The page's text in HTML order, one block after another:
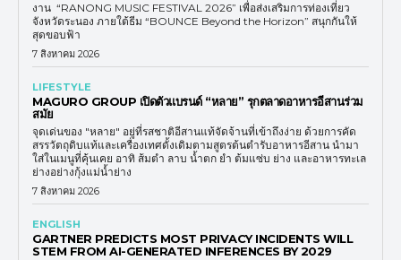
งาน “RANONG MUSIC FESTIVAL 2026” เพื่อส่งเสริมการท่องเที่ยว
จังหวัดระนอง ภายใต้ธีม “BOUNCE Beyond the Horizon” สนุกกันให้
สุดขอบฟ้า
7 สิงหาคม 2026
LIFESTYLE
MAGURO GROUP เปิดตัวแบรนด์ “หลาย” รุกตลาดอาหารอีสานร่วม
สมัย
จุดเด่นของ "หลาย" อยู่ที่รสชาติอีสานแท้จัดจ้านที่เข้าถึงง่าย ด้วยการคัด
สรรวัตถุดิบแท้และเครื่องเทศดั้งเดิมตามสูตรต้นตำรับอาหารอีสาน นำมา
ใส่ในเมนูที่คุ้นเคย อาทิ ส้มตำ ลาบ น้ำตก ยำ ต้มแซ่บ ย่าง และอาหารทะเล
ย่างอย่างกุ้งแม่น้ำย่าง
7 สิงหาคม 2026
ENGLISH
GARTNER PREDICTS MOST PRIVACY INCIDENTS WILL
STEM FROM AI-GENERATED INFERENCES BY 2029